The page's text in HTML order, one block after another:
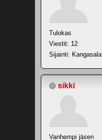
Tulokas
Viestit: 12
Sijainti: Kangasala
sikki
Vanhempi jäsen